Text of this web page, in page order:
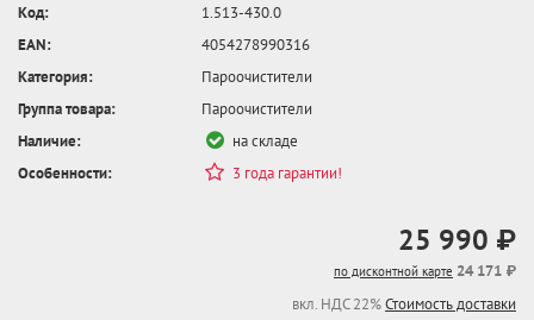
Код:
1.513-430.0
EAN:
4054278990316
Категория:
Пароочистители
Группа товара:
Пароочистители
Наличие:
на складе
Особенности:
3 года гарантии!
25 990 ₽
по дисконтной карте 24 171 ₽
вкл. НДС 22%Стоимость доставки